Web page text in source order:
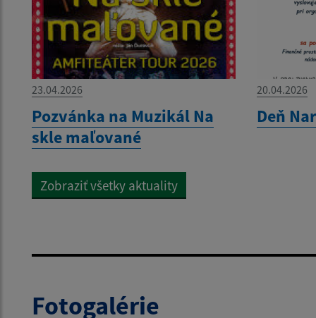
23.04.2026
Pozvánka na Muzikál Na
skle maľované
20.04.2026
Deň
Zobraziť všetky aktuality
Fotogalérie